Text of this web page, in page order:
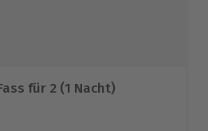
für 2 (1 Nacht)